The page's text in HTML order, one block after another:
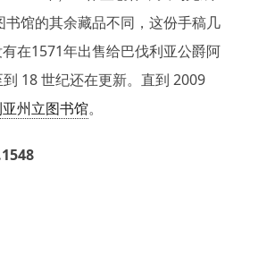
书馆的其余藏品不同，这份手稿几
在1571年出售给巴伐利亚公爵阿
18 世纪还在更新。直到 2009
州立图书馆。